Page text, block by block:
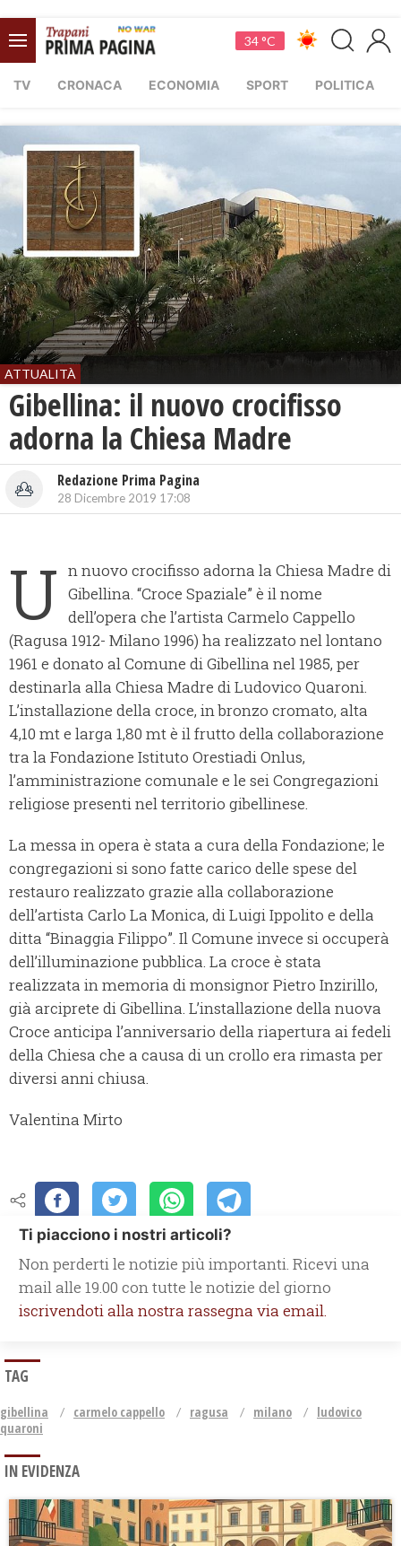
34 °C
TV CRONACA ECONOMIA SPORT POLITICA
ATTUALITÀ
Gibellina: il nuovo crocifisso
adorna la Chiesa Madre
Redazione Prima Pagina
28 Dicembre 2019 17:08
U n nuovo crocifisso adorna la Chiesa Madre di
Gibellina. “Croce Spaziale” è il nome
dell’opera che l’artista Carmelo Cappello
(Ragusa 1912- Milano 1996) ha realizzato nel lontano
1961 e donato al Comune di Gibellina nel 1985, per
destinarla alla Chiesa Madre di Ludovico Quaroni.
L’installazione della croce, in bronzo cromato, alta
4,10 mt e larga 1,80 mt è il frutto della collaborazione
tra la Fondazione Istituto Orestiadi Onlus,
l’amministrazione comunale e le sei Congregazioni
religiose presenti nel territorio gibellinese.
La messa in opera è stata a cura della Fondazione; le
congregazioni si sono fatte carico delle spese del
restauro realizzato grazie alla collaborazione
dell’artista Carlo La Monica, di Luigi Ippolito e della
ditta “Binaggia Filippo”. Il Comune invece si occuperà
dell’illuminazione pubblica. La croce è stata
realizzata in memoria di monsignor Pietro Inzirillo,
già arciprete di Gibellina. L’installazione della nuova
Croce anticipa l’anniversario della riapertura ai fedeli
della Chiesa che a causa di un crollo era rimasta per
diversi anni chiusa.
Valentina Mirto
Ti piacciono i nostri articoli?
Non perderti le notizie più importanti. Ricevi una
mail alle 19.00 con tutte le notizie del giorno
iscrivendoti alla nostra rassegna via email.
TAG
gibellina carmelo cappello ragusa milano
ludovico
quaroni
IN EVIDENZA